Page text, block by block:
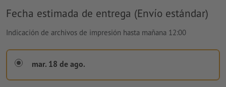
Fecha estimada de entrega (Envío estándar)
Indicación de archivos de impresión hasta mañana 12:00
mar. 18 de ago.